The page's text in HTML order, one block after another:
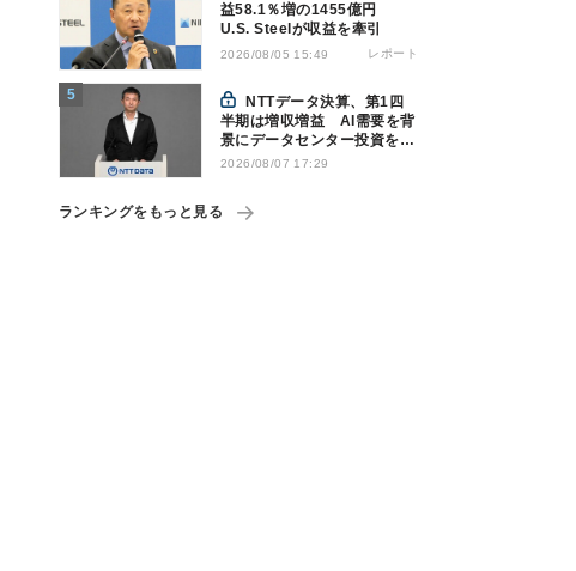
益58.1％増の1455億円
U.S. Steelが収益を牽引
2026/08/05 15:49 レポート
半期は増収増益 AI需要を背
景にデータセンター投資を加
速
2026/08/07 17:29
ランキングをもっと見る